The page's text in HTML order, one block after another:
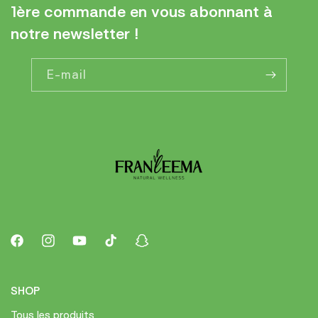
1ère commande en vous abonnant à
notre newsletter !
E-mail
FacebookInstagramYouTubeTikTok Snapchat
SHOP
Tous les produits